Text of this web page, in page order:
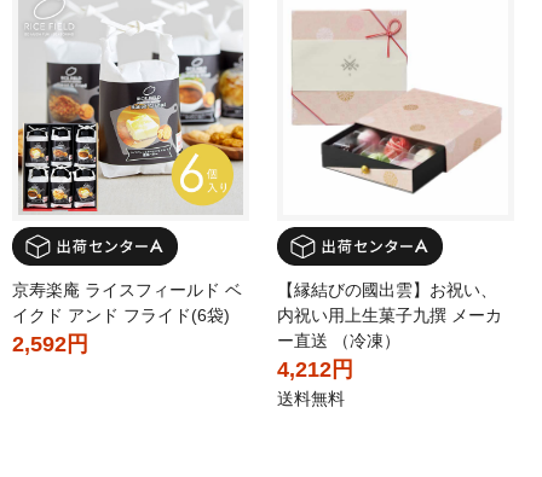
京寿楽庵 ライスフィールド ベ
イクド アンド フライド(6袋)
2,592円
【縁結びの國出雲】お祝い、
内祝い用上生菓子九撰 メーカ
ー直送 （冷凍）
4,212円
送料無料